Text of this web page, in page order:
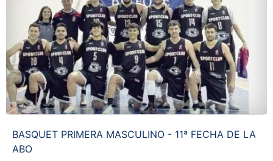
BASQUET PRIMERA MASCULINO - 11ª FECHA DE LA
ABO